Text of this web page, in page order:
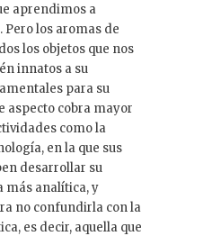
aprendimos a
los aromas de
los objetos que nos
innatos a su
para su
aspecto cobra mayor
como la
en la que sus
desarrollar su
más analítica, y
no confundirla con la
es decir, aquella que